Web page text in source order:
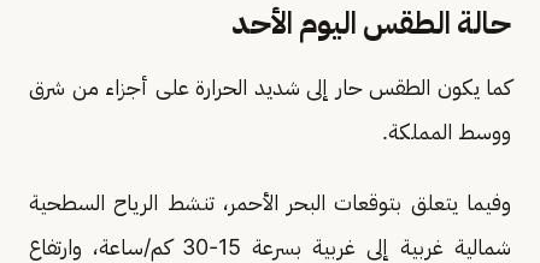
حالة الطقس اليوم الأحد
كما يكون الطقس حار إلى شديد الحرارة على أجزاء من شرق
ووسط المملكة.
وفيما يتعلق بتوقعات البحر الأحمر، تنشط الرياح السطحية
شمالية غربية إلى غربية بسرعة 15-30 كم/ساعة، وارتفاع